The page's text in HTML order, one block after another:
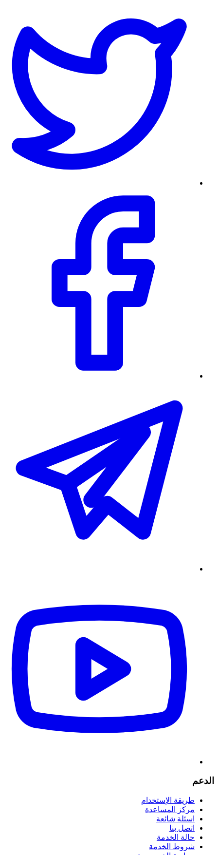
الدعم
طريقة الإستخدام
مركز المساعدة
اسئلة شائعة
اتصل بنا
حالة الخدمة
شروط الخدمة